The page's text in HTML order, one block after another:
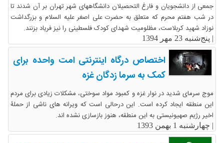
جمعی از دانشجویان و فارغ التحصیلان دانشگاههای شهر تهران بر آن شدند تا
در شب هفتم محرم که متعلق به حضرت علی اصغر علیه السلام و بزرگداشت
نوزاد شهید کربلاست، مظلومیت شهدای کودک فلسطینی را نیز فریاد بزنند.
| پنج‌شنبه 23 مهر 1394
اختصاص درگاه اینترنتی امت واحده برای
کمک به سرما زدگان غزه
موج سرمای شدید در نوار غزه و کمبود مواد سوختی، مشکلات زیادی برای مردم
این منطقه ایجاد کرده است. این درحالی است که ویرانه های ناشی از حملۀ
اخیر رژیم صهیونیستی به این منطقه، هنوز بازسازی نشده اند.
| چهارشنبه 1 بهمن 1393